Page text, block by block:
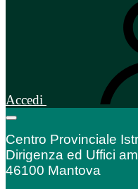
Accedi
Centro Provinciale
Dirigenza ed Uffici
46100 Mantova